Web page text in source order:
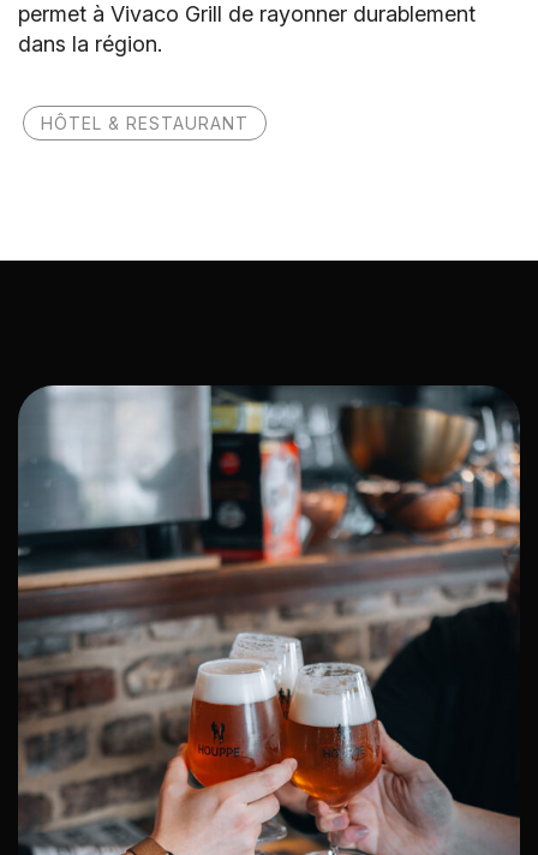
permet à Vivaco Grill de rayonner durablement
dans la région.
HÔTEL & RESTAURANT